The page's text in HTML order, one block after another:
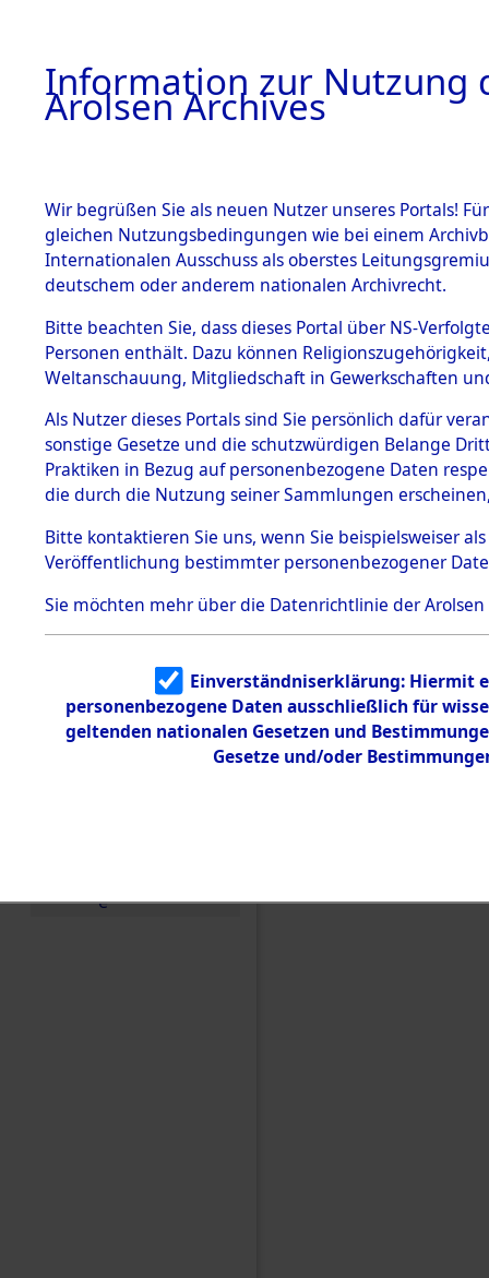
BILD
BESTÄNDE
1.
mente
5. Verschiedenes
5.3
Todesmärsche
5.3.1 Alliierte
Erhebungen
zu
Todesmärsch
en
5.3.2
Identifizierun
5.3.3
Todesmärsch
e
– Linz an der
0002 (84606450)
Einen Kommentar
den Orten
(84606557)
Information zur Nutzung
Arolsen Archives
Wir begrüßen Sie als neuen Nutzer unseres Portals!
gleichen Nutzungsbedingungen wie bei einem
Internationalen Ausschuss als oberstes
deutschem oder anderem nationalen Archivrecht.
Bitte beachten Sie, dass dieses Portal über NS-
Personen enthält. Dazu können
Weltanschauung, Mitgliedschaft in Gewerkschaften
Als Nutzer dieses Portals sind Sie persönlich dafür
sonstige Gesetze und die schutzwürdigen Belange
Praktiken in Bezug auf personenbezogene Daten
die durch die Nutzung seiner Sammlungen
Bitte kontaktieren Sie uns, wenn Sie beispielsweiser
Veröffentlichung bestimmter personenbezogener
Sie möchten mehr über die Datenrichtlinie der Arolsen
Einverständniserklärung: Hiermit
personenbezogene Daten ausschließlich für
geltenden nationalen Gesetzen und
Gesetze und/oder